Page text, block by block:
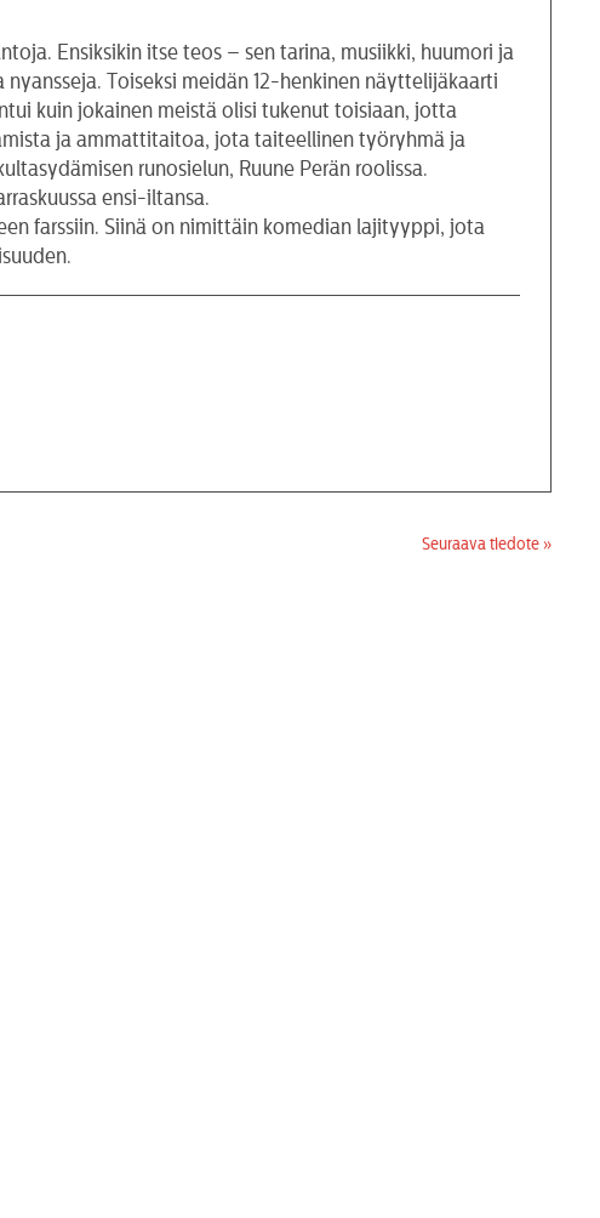
Ensiksikin itse teos – sen tarina, musiikki, huumori ja
Toiseksi meidän 12-henkinen näyttelijäkaarti
kuin jokainen meistä olisi tukenut toisiaan, jotta
ja ammattitaitoa, jota taiteellinen työryhmä ja
runosielun, Ruune Perän roolissa.
ensi-iltansa.
farssiin. Siinä on nimittäin komedian lajityyppi, jota
Seuraava tiedote »